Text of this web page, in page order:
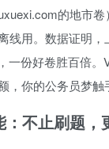
的地市卷
线用。数据证明，
一份好卷胜百倍
，你的公务员梦触
不止刷题，